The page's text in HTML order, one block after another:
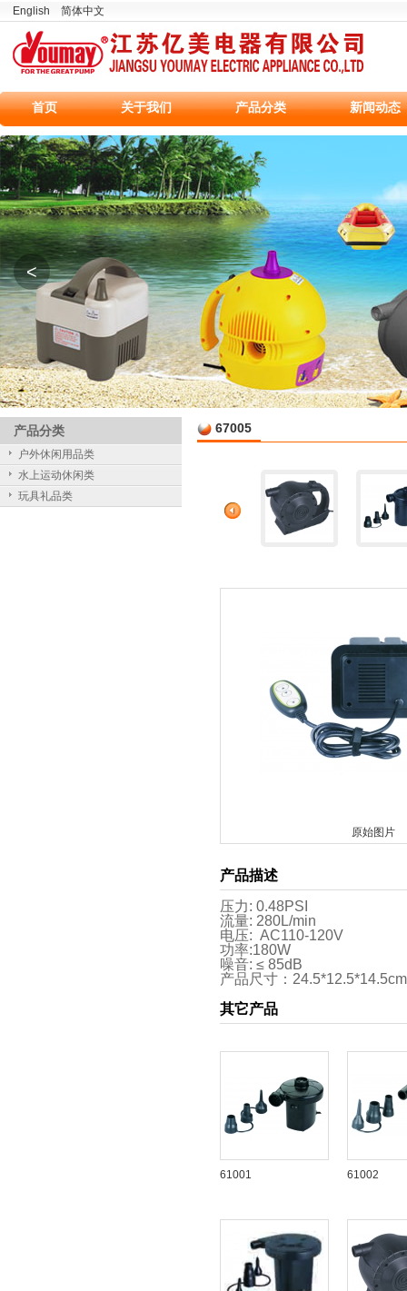
English 简体中文
首页 关于我们 产品分类 新闻动态
<
67005
原始图片
产品描述
压力: 0.48PSI
流量: 280L/min
电压: AC110-120V
功率:180W
噪音: ≤ 85dB
产品尺寸：24.5*12.5*14.5cm
其它产品
61001 61002
产品分类
户外休闲用品类
水上运动休闲类
玩具礼品类